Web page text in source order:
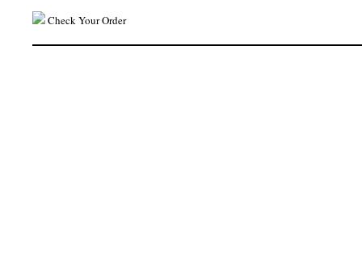
Check Your Order